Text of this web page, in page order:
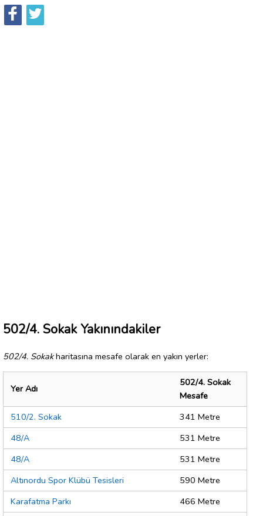
502/4. Sokak Yakınındakiler
502/4. Sokakharitasına mesafe olarak en yakın yerler:
Yer Adı
502/4. Sokak
Mesafe
510/2. Sokak
341 Metre
48/A
531 Metre
48/A
531 Metre
Altınordu Spor Klübü Tesisleri
590 Metre
Karafatma Parkı
466 Metre